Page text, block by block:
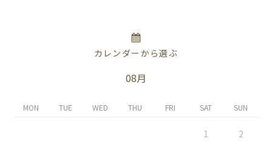
カレンダーから選ぶ
08月
MON TUE WED THU FRI SAT SUN
1 2